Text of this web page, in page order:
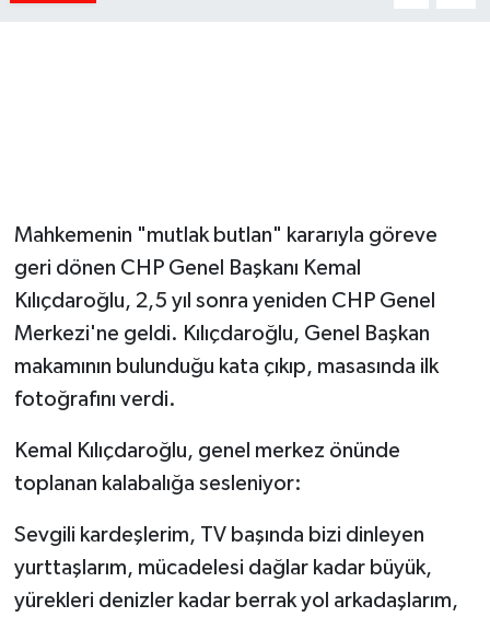
Mahkemenin "mutlak butlan" kararıyla göreve
geri dönen CHP Genel Başkanı Kemal
Kılıçdaroğlu, 2,5 yıl sonra yeniden CHP Genel
Merkezi'ne geldi. Kılıçdaroğlu, Genel Başkan
makamının bulunduğu kata çıkıp, masasında ilk
fotoğrafını verdi.
Kemal Kılıçdaroğlu, genel merkez önünde
toplanan kalabalığa sesleniyor:
Sevgili kardeşlerim, TV başında bizi dinleyen
yurttaşlarım, mücadelesi dağlar kadar büyük,
yürekleri denizler kadar berrak yol arkadaşlarım,